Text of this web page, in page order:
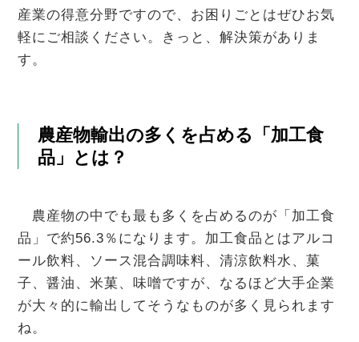
産業の得意分野ですので、お困りごとはぜひお気
軽にご相談ください。きっと、解決策がありま
す。
農産物輸出の多くを占める「加工食
品」とは？
農産物の中でも最も多くを占めるのが「加工食
品」で約56.3％になります。加工食品とはアルコ
ール飲料、ソース混合調味料、清涼飲料水、菓
子、醤油、米菓、味噌ですが、なるほど大手企業
が大々的に輸出してそうなものが多く見られます
ね。